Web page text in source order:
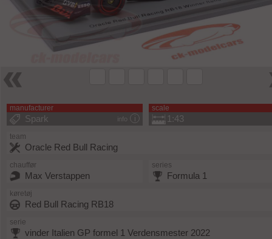
manufacturer
info
Spark
scale
1:43
team
Oracle Red Bull Racing
chauffør
Max Verstappen
series
Formula 1
køretøj
Red Bull Racing RB18
serie
vinder Italien GP formel 1 Verdensmester 2022